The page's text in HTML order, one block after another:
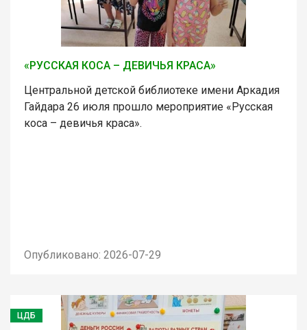
«РУССКАЯ КОСА – ДЕВИЧЬЯ КРАСА»
Центральной детской библиотеке имени Аркадия
Гайдара 26 июля прошло мероприятие «Русская
коса – девичья краса».
Опубликовано: 2026-07-29
ЦДБ